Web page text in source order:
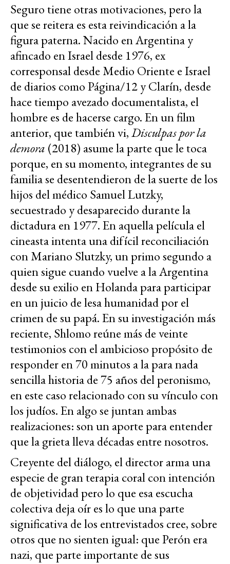
Seguro tiene otras motivaciones, pero la
que se reitera es esta reivindicación a la
figura paterna. Nacido en Argentina y
afincado en Israel desde 1976, ex
corresponsal desde Medio Oriente e Israel
de diarios como Página/12 y Clarín, desde
hace tiempo avezado documentalista, el
hombre es de hacerse cargo. En un film
anterior, que también vi,Disculpas por la
demora (2018) asume la parte que le toca
porque, en su momento, integrantes de su
familia se desentendieron de la suerte de los
hijos del médico Samuel Lutzky,
secuestrado y desaparecido durante la
dictadura en 1977. En aquella película el
cineasta intenta una difícil reconciliación
con Mariano Slutzky, un primo segundo a
quien sigue cuando vuelve a la Argentina
desde su exilio en Holanda para participar
en un juicio de lesa humanidad por el
crimen de su papá. En su investigación más
reciente, Shlomo reúne más de veinte
testimonios con el ambicioso propósito de
responder en 70 minutos a la para nada
sencilla historia de 75 años del peronismo,
en este caso relacionado con su vínculo con
los judíos. En algo se juntan ambas
realizaciones: son un aporte para entender
que la grieta lleva décadas entre nosotros.
Creyente del diálogo, el director arma una
especie de gran terapia coral con intención
de objetividad pero lo que esa escucha
colectiva deja oír es lo que una parte
significativa de los entrevistados cree, sobre
otros que no sienten igual: que Perón era
nazi, que parte importante de sus